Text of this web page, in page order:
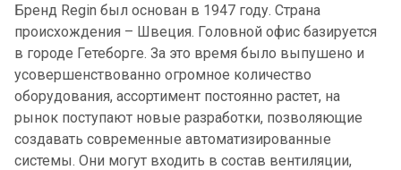
Бренд Regin был основан в 1947 году. Страна
происхождения – Швеция. Головной офис базируется
в городе Гетеборге. За это время было выпушено и
усовершенствованно огромное количество
оборудования, ассортимент постоянно растет, на
рынок поступают новые разработки, позволяющие
создавать современные автоматизированные
системы. Они могут входить в состав вентиляции,